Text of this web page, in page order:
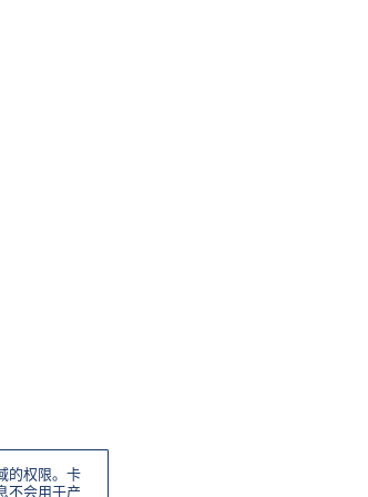
的权限。卡
不会用于产